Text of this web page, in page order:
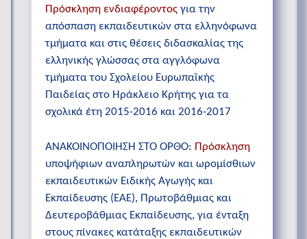
Πρόσκληση ενδιαφέροντος για την
απόσπαση εκπαιδευτικών στα ελληνόφωνα
τμήματα και στις θέσεις διδασκαλίας της
ελληνικής γλώσσας στα αγγλόφωνα
τμήματα του Σχολείου Ευρωπαϊκής
Παιδείας στο Ηράκλειο Κρήτης για τα
σχολικά έτη 2015-2016 και 2016-2017
ΑΝΑΚΟΙΝΟΠΟΙΗΣΗ ΣΤΟ ΟΡΘΟ: Πρόσκληση
υποψήφιων αναπληρωτών και ωρομίσθιων
εκπαιδευτικών Ειδικής Αγωγής και
Εκπαίδευσης (ΕΑΕ), Πρωτοβάθμιας και
Δευτεροβάθμιας Εκπαίδευσης, για ένταξη
στους πίνακες κατάταξης εκπαιδευτικών